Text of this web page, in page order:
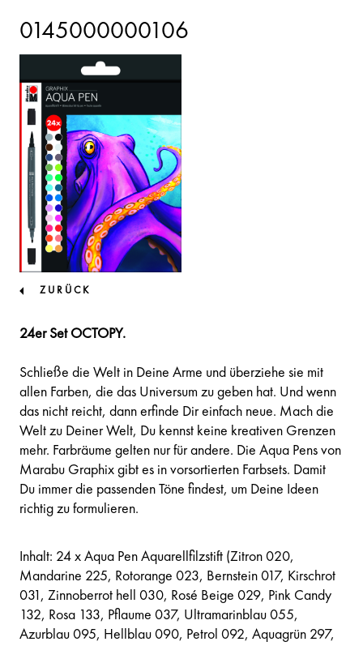
0145000000106
ZURÜCK
24er Set OCTOPY.
Schließe die Welt in Deine Arme und überziehe sie mit
allen Farben, die das Universum zu geben hat. Und wenn
das nicht reicht, dann erfinde Dir einfach neue. Mach die
Welt zu Deiner Welt, Du kennst keine kreativen Grenzen
mehr. Farbräume gelten nur für andere. Die Aqua Pens von
Marabu Graphix gibt es in vorsortierten Farbsets. Damit
Du immer die passenden Töne findest, um Deine Ideen
richtig zu formulieren.
Inhalt: 24 x Aqua Pen Aquarellfilzstift (Zitron 020,
Mandarine 225, Rotorange 023, Bernstein 017, Kirschrot
031, Zinnoberrot hell 030, Rosé Beige 029, Pink Candy
132, Rosa 133, Pflaume 037, Ultramarinblau 055,
Azurblau 095, Hellblau 090, Petrol 092, Aquagrün 297,